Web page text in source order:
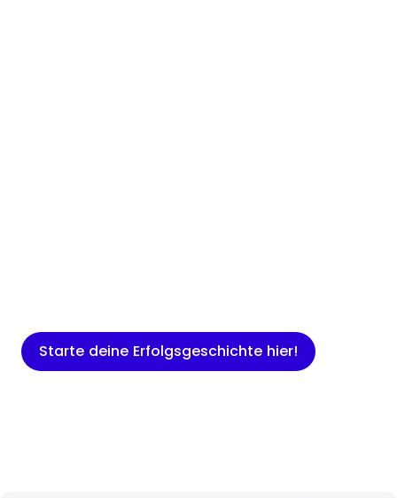
Starte deine Erfolgsgeschichte hier!